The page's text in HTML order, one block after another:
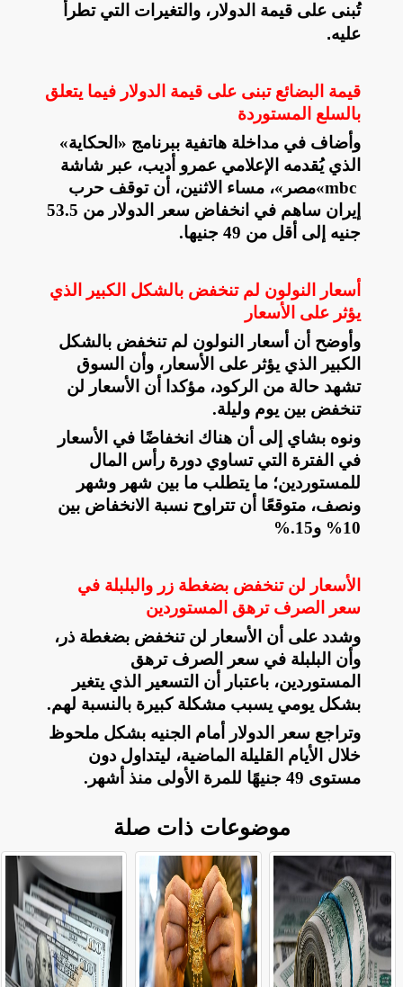
تُبنى على قيمة الدولار، والتغيرات التي تطرأ
عليه.
قيمة البضائع تبنى على قيمة الدولار فيما يتعلق
بالسلع المستوردة
وأضاف في مداخلة هاتفية ببرنامج «الحكاية»
الذي يُقدمه الإعلامي عمرو أديب، عبر شاشة
«mbcمصر»، مساء الاثنين، أن توقف حرب
إيران ساهم في انخفاض سعر الدولار من 53.5
جنيه إلى أقل من 49 جنيها
.
أسعار النولون لم تنخفض بالشكل الكبير الذي
يؤثر على الأسعار
وأوضح أن أسعار النولون لم تنخفض بالشكل
الكبير الذي يؤثر على الأسعار، وأن السوق
تشهد حالة من الركود، مؤكدا أن الأسعار لن
تنخفض بين يوم وليلة.
ونوه بشاي إلى أن هناك انخفاضًا في الأسعار
في الفترة التي تساوي دورة رأس المال
للمستوردين؛ ما يتطلب ما بين شهر وشهر
ونصف، متوقعًا أن تتراوح نسبة الانخفاض بين
10% و15
%.
الأسعار لن تنخفض بضغطة زر والبلبلة في
سعر الصرف ترهق المستوردين
وشدد على أن الأسعار لن تنخفض بضغطة ذر،
وأن البلبلة في سعر الصرف ترهق
المستوردين، باعتبار أن التسعير الذي يتغير
بشكل يومي يسبب مشكلة كبيرة بالنسبة لهم.
وتراجع سعر الدولار أمام الجنيه بشكل ملحوظ
خلال الأيام القليلة الماضية، ليتداول دون
مستوى 49 جنيهًا للمرة الأولى منذ أشهر
.
موضوعات ذات صلة